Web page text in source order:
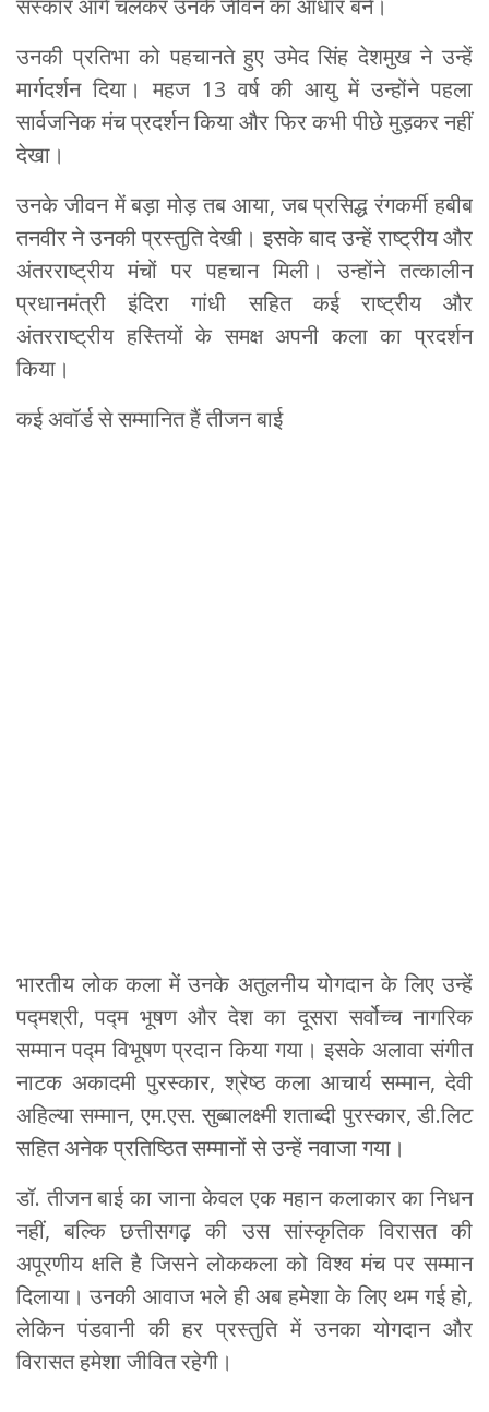
संस्कार आगे चलकर उनके जीवन का आधार बने।
उनकी प्रतिभा को पहचानते हुए उमेद सिंह देशमुख ने उन्हें
मार्गदर्शन दिया। महज 13 वर्ष की आयु में उन्होंने पहला
सार्वजनिक मंच प्रदर्शन किया और फिर कभी पीछे मुड़कर नहीं
देखा।
उनके जीवन में बड़ा मोड़ तब आया, जब प्रसिद्ध रंगकर्मी हबीब
तनवीर ने उनकी प्रस्तुति देखी। इसके बाद उन्हें राष्ट्रीय और
अंतरराष्ट्रीय मंचों पर पहचान मिली। उन्होंने तत्कालीन
प्रधानमंत्री इंदिरा गांधी सहित कई राष्ट्रीय और
अंतरराष्ट्रीय हस्तियों के समक्ष अपनी कला का प्रदर्शन
किया।
कई अवॉर्ड से सम्मानित हैं तीजन बाई
भारतीय लोक कला में उनके अतुलनीय योगदान के लिए उन्हें
पद्मश्री, पद्म भूषण और देश का दूसरा सर्वोच्च नागरिक
सम्मान पद्म विभूषण प्रदान किया गया। इसके अलावा संगीत
नाटक अकादमी पुरस्कार, श्रेष्ठ कला आचार्य सम्मान, देवी
अहिल्या सम्मान, एम.एस. सुब्बालक्ष्मी शताब्दी पुरस्कार, डी.लिट
सहित अनेक प्रतिष्ठित सम्मानों से उन्हें नवाजा गया।
डॉ. तीजन बाई का जाना केवल एक महान कलाकार का निधन
नहीं, बल्कि छत्तीसगढ़ की उस सांस्कृतिक विरासत की
अपूरणीय क्षति है जिसने लोककला को विश्व मंच पर सम्मान
दिलाया। उनकी आवाज भले ही अब हमेशा के लिए थम गई हो,
लेकिन पंडवानी की हर प्रस्तुति में उनका योगदान और
विरासत हमेशा जीवित रहेगी।